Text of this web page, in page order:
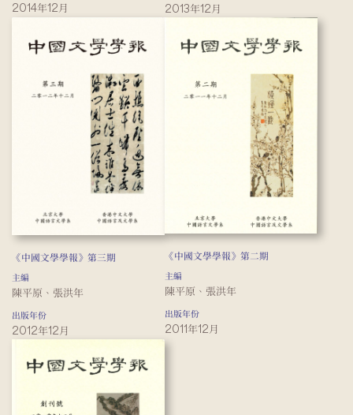
2014年12月 2013年12月
《中國文學學報》第三期
主編
陳平原、張洪年
出版年份
2012年12月
《中國文學學報》第二期
主編
陳平原、張洪年
出版年份
2011年12月